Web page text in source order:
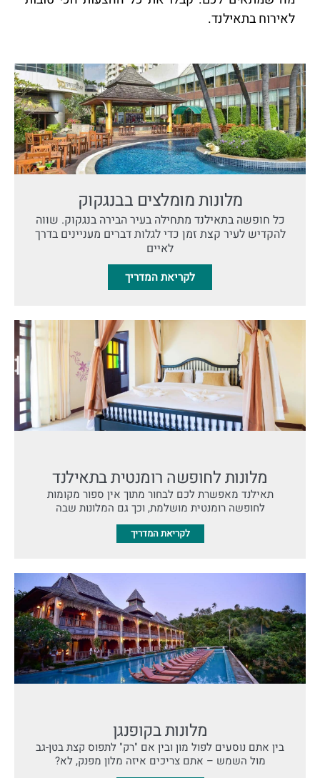
לאירוח בתאילנד.
מלונות מומלצים בבנגקוק
כל חופשה בתאילנד מתחילה בעיר הבירה בנגקוק. שווה
להקדיש לעיר קצת זמן כדי לגלות דברים מעניינים בדרך
לאיים
לקריאת המדריך
מלונות לחופשה רומנטית בתאילנד
תאילנד מאפשרת לכם לבחור מתוך אין ספור מקומות
לחופשה רומנטית מושלמת, וכך גם המלונות שבה
לקריאת המדריך
מלונות בקופנגן
בין אתם נוסעים לפול מון ובין אם "רק" לתפוס קצת בטן-גב
מול השמש – אתם צריכים איזה מלון מפנק, לא?